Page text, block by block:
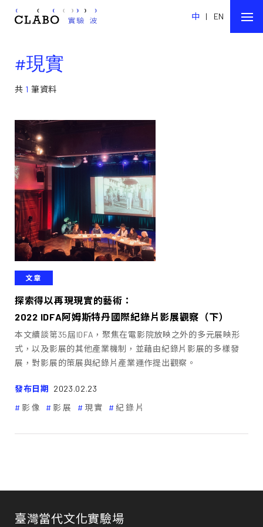
中 | EN
#現實
共 1 筆資料
文章
探索得以再現現實的藝術：
2022 IDFA阿姆斯特丹國際紀錄片影展觀察（下）
本文續談第35屆IDFA，聚焦在電影院放映之外的多元展映形
式，以及影展的其他產業機制，並藉由紀錄片影展的多樣發
展，對影展的策展與紀錄片產業運作提出觀察。
發布日期 2023.02.23
影像
影展 現實 紀錄片
臺灣當代文化實驗場